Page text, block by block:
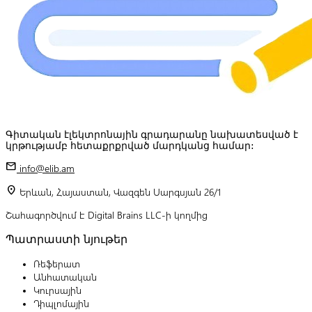
Գիտական էլեկտրոնային գրադարանը նախատեսված է
կրթությամբ հետաքրքրված մարդկանց համար:
mail info@elib.am
location_on Երևան, Հայաստան, Վազգեն Սարգսյան 26/1
Շահագործվում է Digital Brains LLC-ի կողմից
Պատրաստի նյութեր
Ռեֆերատ
Անհատական
Կուրսային
Դիպլոմային